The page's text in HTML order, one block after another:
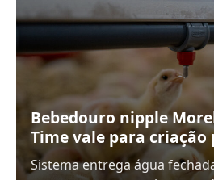
Bebedouro nipple
Time vale para criação
Sistema entrega água